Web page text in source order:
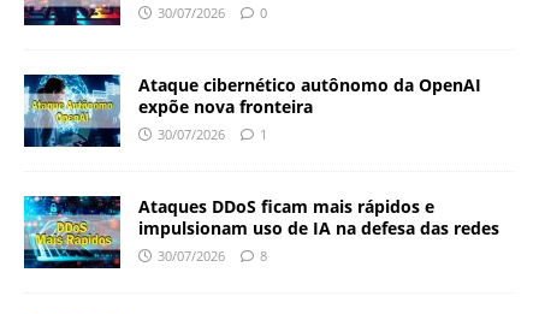
30/07/2026 0
Ataque cibernético autônomo da OpenAI
expõe nova fronteira
30/07/2026 1
Ataques DDoS ficam mais rápidos e
impulsionam uso de IA na defesa das redes
30/07/2026 8